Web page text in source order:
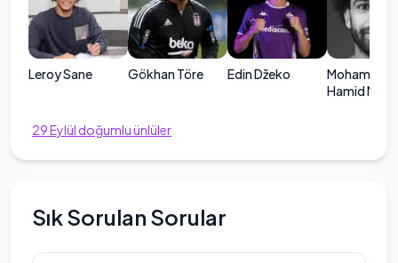
Leroy Sane Gökhan Töre Edin Džeko
Mohamed
Hamid
29Eylül doğumlu ünlüler
Sık Sorulan Sorular